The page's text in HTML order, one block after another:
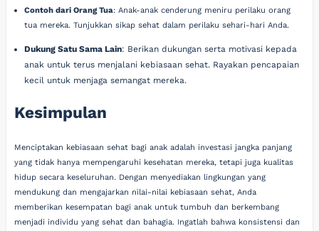
Contoh dari Orang Tua: Anak-anak cenderung meniru perilaku orang
tua mereka. Tunjukkan sikap sehat dalam perilaku sehari-hari Anda.
Dukung Satu Sama Lain: Berikan dukungan serta motivasi kepada
anak untuk terus menjalani kebiasaan sehat. Rayakan pencapaian
kecil untuk menjaga semangat mereka.
Kesimpulan
Menciptakan kebiasaan sehat bagi anak adalah investasi jangka panjang
yang tidak hanya mempengaruhi kesehatan mereka, tetapi juga kualitas
hidup secara keseluruhan. Dengan menyediakan lingkungan yang
mendukung dan mengajarkan nilai-nilai kebiasaan sehat, Anda
memberikan kesempatan bagi anak untuk tumbuh dan berkembang
menjadi individu yang sehat dan bahagia. Ingatlah bahwa konsistensi dan